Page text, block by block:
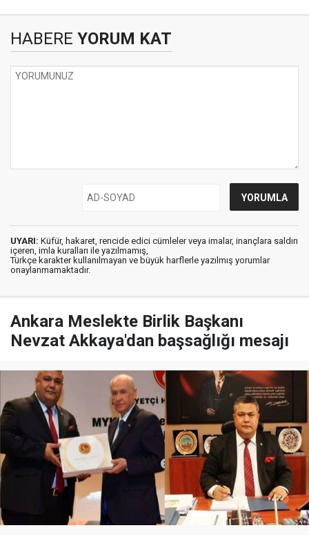
HABERE YORUM KAT
UYARI: Küfür, hakaret, rencide edici cümleler veya imalar, inançlara saldırı
içeren, imla kuralları ile yazılmamış,
Türkçe karakter kullanılmayan ve büyük harflerle yazılmış yorumlar
onaylanmamaktadır.
Ankara Meslekte Birlik Başkanı
Nevzat Akkaya'dan başsağlığı mesajı